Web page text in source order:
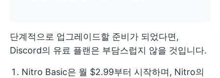
단계적으로 업그레이드할 준비가 되었다면,
Discord의 유료 플랜은 부담스럽지 않을 것입니다.
Nitro Basic은 월 $2.99부터 시작하며, Nitro의